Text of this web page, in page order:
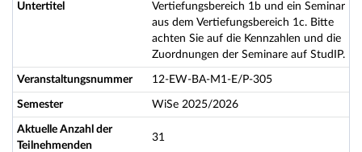
Untertitel
Vertiefungsbereich 1b und ein Seminar
aus dem Vertiefungsbereich 1c. Bitte
achten Sie auf die Kennzahlen und die
Zuordnungen der Seminare auf StudIP.
Veranstaltungsnummer 12-EW-BA-M1-E/P-305
Semester WiSe 2025/2026
Aktuelle Anzahl der
Teilnehmenden
31